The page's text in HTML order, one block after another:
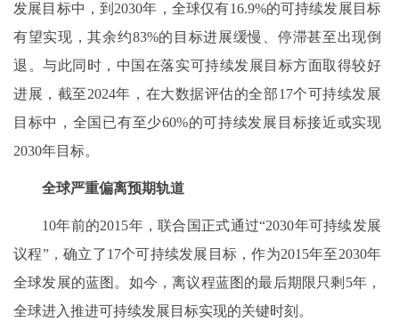
发展目标中，到2030年，全球仅有16.9%的可持续发展目标
有望实现，其余约83%的目标进展缓慢、停滞甚至出现倒
退。与此同时，中国在落实可持续发展目标方面取得较好
进展，截至2024年，在大数据评估的全部17个可持续发展
目标中，全国已有至少60%的可持续发展目标接近或实现
2030年目标。
全球严重偏离预期轨道
10年前的2015年，联合国正式通过“2030年可持续发展
议程”，确立了17个可持续发展目标，作为2015年至2030年
全球发展的蓝图。如今，离议程蓝图的最后期限只剩5年，
全球进入推进可持续发展目标实现的关键时刻。